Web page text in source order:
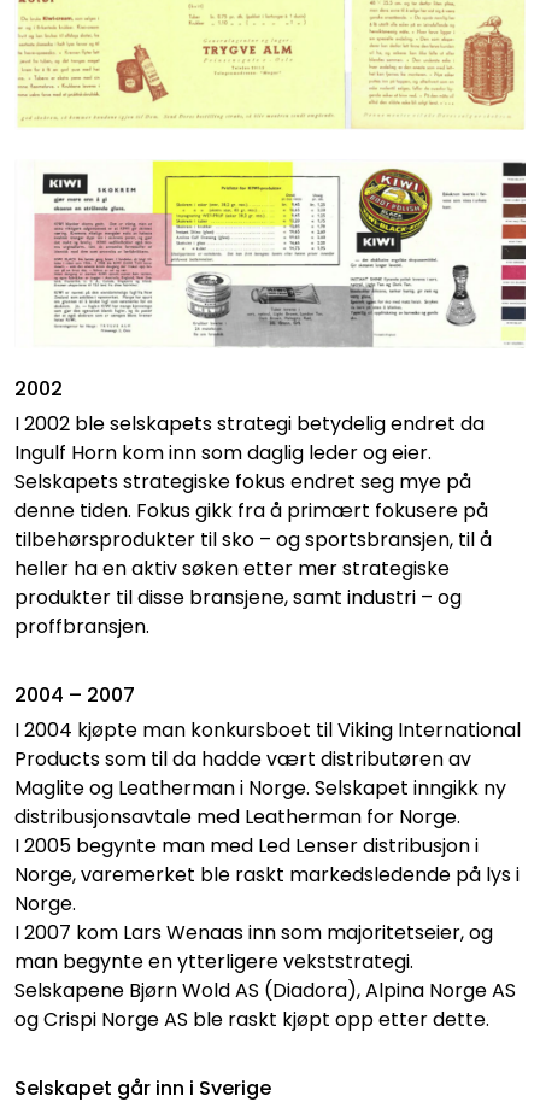
2002
I 2002 ble selskapets strategi betydelig endret da
Ingulf Horn kom inn som daglig leder og eier.
Selskapets strategiske fokus endret seg mye på
denne tiden. Fokus gikk fra å primært fokusere på
tilbehørsprodukter til sko – og sportsbransjen, til å
heller ha en aktiv søken etter mer strategiske
produkter til disse bransjene, samt industri – og
proffbransjen.
2004 – 2007
I 2004 kjøpte man konkursboet til Viking International
Products som til da hadde vært distributøren av
Maglite og Leatherman i Norge. Selskapet inngikk ny
distribusjonsavtale med Leatherman for Norge.
I 2005 begynte man med Led Lenser distribusjon i
Norge, varemerket ble raskt markedsledende på lys i
Norge.
I 2007 kom Lars Wenaas inn som majoritetseier, og
man begynte en ytterligere vekststrategi.
Selskapene Bjørn Wold AS (Diadora), Alpina Norge AS
og Crispi Norge AS ble raskt kjøpt opp etter dette.
Selskapet går inn i Sverige